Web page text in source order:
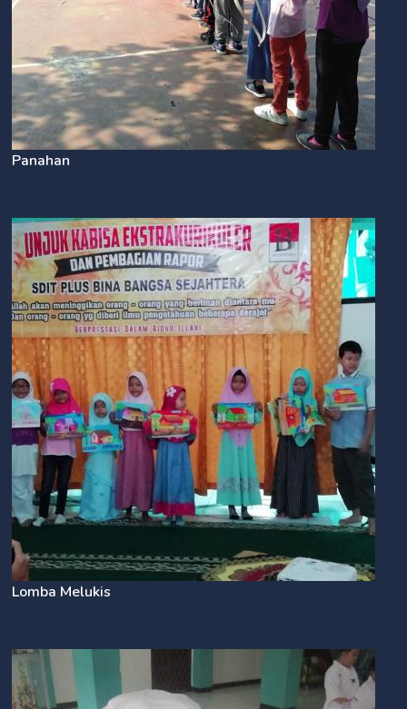
Panahan
Lomba Melukis